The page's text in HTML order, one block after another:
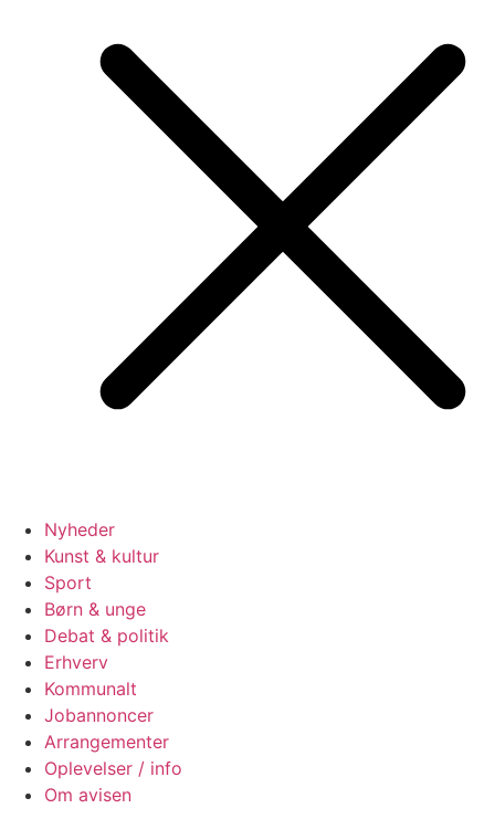
Nyheder
Kunst & kultur
Sport
Børn & unge
Debat & politik
Erhverv
Kommunalt
Jobannoncer
Arrangementer
Oplevelser / info
Om avisen